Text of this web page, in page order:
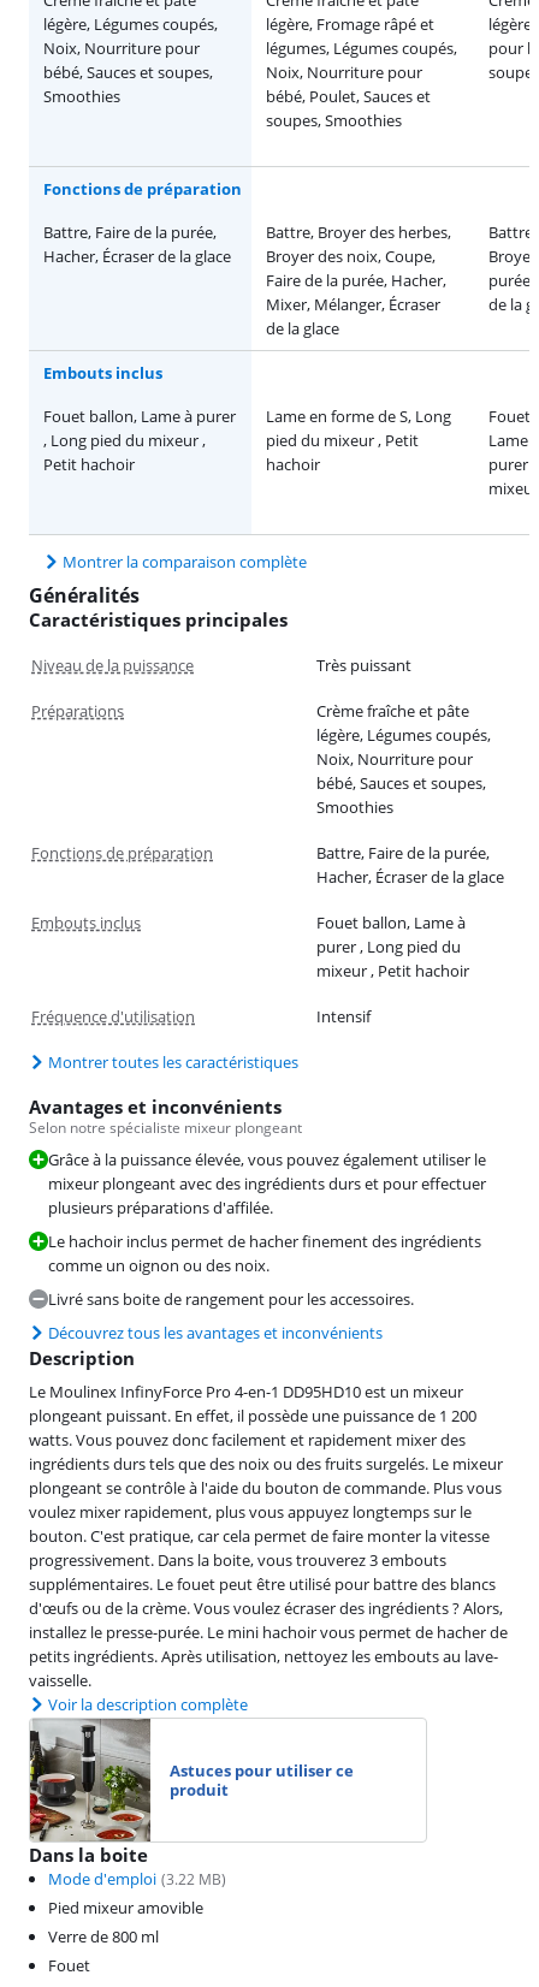
légère, Légumes coupés,
Noix, Nourriture pour
bébé, Sauces et soupes,
Smoothies
légère, Fromage râpé et
légumes, Légumes coupés,
Noix, Nourriture pour
bébé, Poulet, Sauces et
soupes, Smoothies
pour
Fonctions de préparation
Battre, Faire de la purée,
Hacher, Écraser de la glace
Battre, Broyer des herbes,
Broyer des noix, Coupe,
Faire de la purée, Hacher,
Mixer, Mélanger, Écraser
de la glace
purée,
de la
Embouts inclus
Fouet ballon, Lame à purer
, Long pied du mixeur ,
Petit hachoir
Lame en forme de S, Long
pied du mixeur , Petit
hachoir
Fouet
Lame
purer
Montrer la comparaison complète
Généralités
Caractéristiques principales
Niveau de la puissance Très puissant
Préparations
Crème fraîche et pâte
légère, Légumes coupés,
Noix, Nourriture pour
bébé, Sauces et soupes,
Smoothies
Fonctions de préparation
Battre, Faire de la purée,
Hacher, Écraser de la glace
Embouts inclus
Fouet ballon, Lame à
purer , Long pied du
mixeur , Petit hachoir
Fréquence d'utilisation Intensif
Montrer toutes les caractéristiques
Avantages et inconvénients
Selon notre spécialiste mixeur plongeant
Grâce à la puissance élevée, vous pouvez également utiliser le
mixeur plongeant avec des ingrédients durs et pour effectuer
plusieurs préparations d'affilée.
Le hachoir inclus permet de hacher finement des ingrédients
comme un oignon ou des noix.
Livré sans boite de rangement pour les accessoires.
Découvrez tous les avantages et inconvénients
Description
Le Moulinex InfinyForce Pro 4-en-1 DD95HD10 est un mixeur
plongeant puissant. En effet, il possède une puissance de 1 200
watts. Vous pouvez donc facilement et rapidement mixer des
ingrédients durs tels que des noix ou des fruits surgelés. Le mixeur
plongeant se contrôle à l'aide du bouton de commande. Plus vous
voulez mixer rapidement, plus vous appuyez longtemps sur le
bouton. C'est pratique, car cela permet de faire monter la vitesse
progressivement. Dans la boite, vous trouverez 3 embouts
supplémentaires. Le fouet peut être utilisé pour battre des blancs
d'œufs ou de la crème. Vous voulez écraser des ingrédients ? Alors,
installez le presse-purée. Le mini hachoir vous permet de hacher de
petits ingrédients. Après utilisation, nettoyez les embouts au lave-
vaisselle.
Voir la description complète
Astuces pour utiliser ce
produit
Dans la boite
Mode d'emploi (3.22 MB)
Pied mixeur amovible
Verre de 800 ml
Fouet